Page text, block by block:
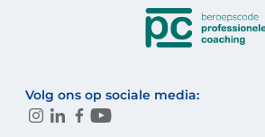
Volg ons op sociale media: